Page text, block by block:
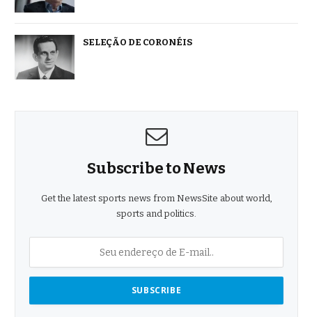
SELEÇÃO DE CORONÉIS
Subscribe to News
Get the latest sports news from NewsSite about world,
sports and politics.